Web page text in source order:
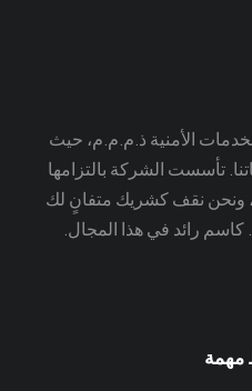
الأمنية ذ.م.م.م، حيث
تأسست الشركة بالتزامها
ونحن نقف كشريك متفانٍ لك
كاسم رائد في هذا المجال.
مهمة